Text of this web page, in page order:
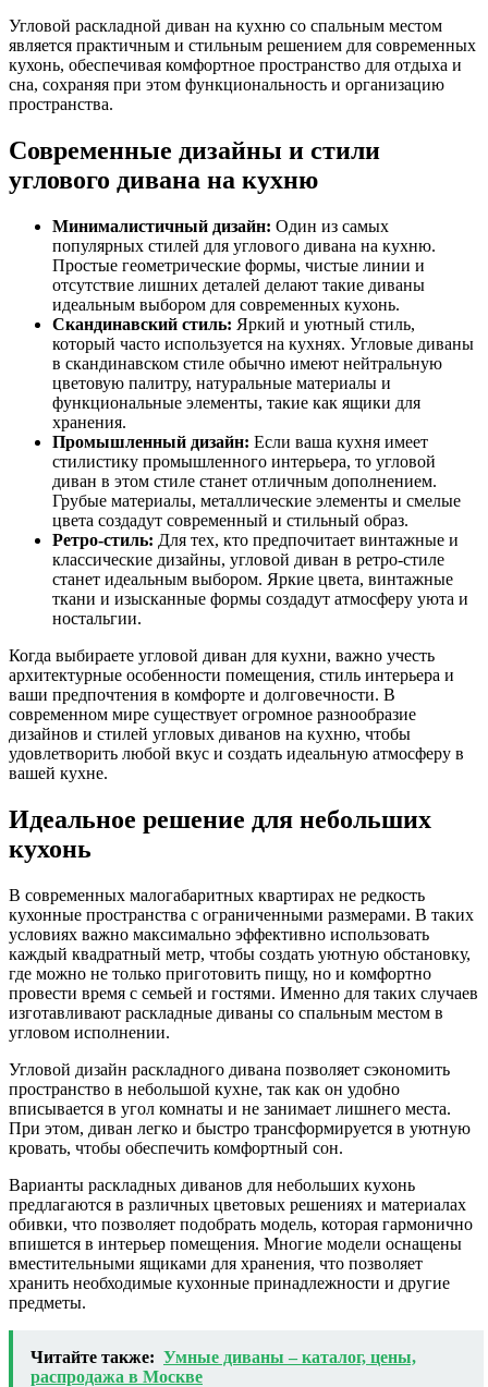
Угловой раскладной диван на кухню со спальным местом
является практичным и стильным решением для современных
кухонь, обеспечивая комфортное пространство для отдыха и
сна, сохраняя при этом функциональность и организацию
пространства.
Современные дизайны и стили
углового дивана на кухню
Минималистичный дизайн: Один из самых
популярных стилей для углового дивана на кухню.
Простые геометрические формы, чистые линии и
отсутствие лишних деталей делают такие диваны
идеальным выбором для современных кухонь.
Скандинавский стиль: Яркий и уютный стиль,
который часто используется на кухнях. Угловые диваны
в скандинавском стиле обычно имеют нейтральную
цветовую палитру, натуральные материалы и
функциональные элементы, такие как ящики для
хранения.
Промышленный дизайн: Если ваша кухня имеет
стилистику промышленного интерьера, то угловой
диван в этом стиле станет отличным дополнением.
Грубые материалы, металлические элементы и смелые
цвета создадут современный и стильный образ.
Ретро-стиль: Для тех, кто предпочитает винтажные и
классические дизайны, угловой диван в ретро-стиле
станет идеальным выбором. Яркие цвета, винтажные
ткани и изысканные формы создадут атмосферу уюта и
ностальгии.
Когда выбираете угловой диван для кухни, важно учесть
архитектурные особенности помещения, стиль интерьера и
ваши предпочтения в комфорте и долговечности. В
современном мире существует огромное разнообразие
дизайнов и стилей угловых диванов на кухню, чтобы
удовлетворить любой вкус и создать идеальную атмосферу в
вашей кухне.
Идеальное решение для небольших
кухонь
В современных малогабаритных квартирах не редкость
кухонные пространства с ограниченными размерами. В таких
условиях важно максимально эффективно использовать
каждый квадратный метр, чтобы создать уютную обстановку,
где можно не только приготовить пищу, но и комфортно
провести время с семьей и гостями. Именно для таких случаев
изготавливают раскладные диваны со спальным местом в
угловом исполнении.
Угловой дизайн раскладного дивана позволяет сэкономить
пространство в небольшой кухне, так как он удобно
вписывается в угол комнаты и не занимает лишнего места.
При этом, диван легко и быстро трансформируется в уютную
кровать, чтобы обеспечить комфортный сон.
Варианты раскладных диванов для небольших кухонь
предлагаются в различных цветовых решениях и материалах
обивки, что позволяет подобрать модель, которая гармонично
впишется в интерьер помещения. Многие модели оснащены
вместительными ящиками для хранения, что позволяет
хранить необходимые кухонные принадлежности и другие
предметы.
Читайте также: Умные диваны – каталог, цены,
распродажа в Москве